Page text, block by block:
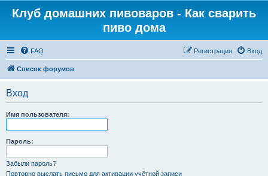
Клуб домашних пивоваров - Как cварить
пиво дома
FAQ Вход
Регистрация
Список форумов
Вход
Имя пользователя:
Пароль:
Забыли пароль?
Повторно выслать письмо для активации учётной записи